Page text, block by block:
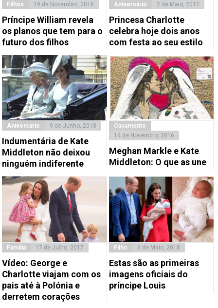
Filhos 19 de Novembro, 2016
Príncipe William revela
os planos que tem para o
futuro dos filhos
Aniversário 2 de Maio, 2017
Princesa Charlotte
celebra hoje dois anos
com festa ao seu estilo
Aniversário 9 de Junho, 2018
Indumentária de Kate
Middleton não deixou
ninguém indiferente
Casamento
14 de Novembro, 2016
Meghan Markle e Kate
Middleton: O que as une
Família 17 de Julho, 2017
Vídeo: George e
Charlotte viajam com os
pais até à Polónia e
derretem corações
Filho 6 de Maio, 2018
Estas são as primeiras
imagens oficiais do
príncipe Louis